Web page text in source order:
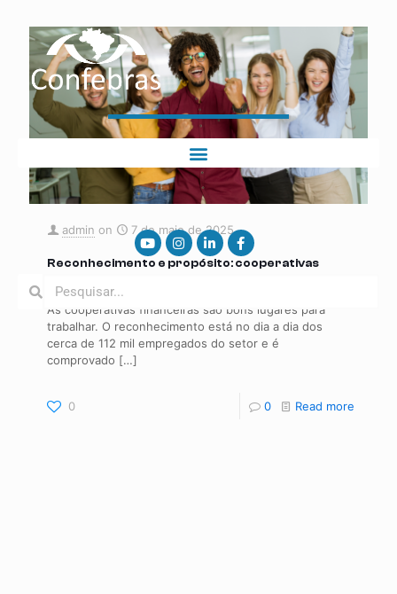
admin on 7 de maio de 2025
Reconhecimento e propósito: cooperativas
As cooperativas financeiras são bons lugares para
trabalhar. O reconhecimento está no dia a dia dos
cerca de 112 mil empregados do setor e é
comprovado […]
0 0 Read more